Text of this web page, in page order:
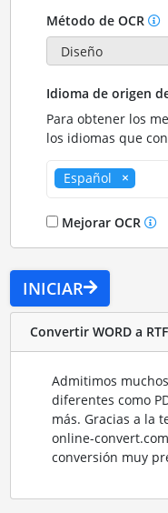
Método de OCR
Idioma de origen
Para obtener los
los idiomas que
Español
Mejorar OCR
INICIAR
Convertir WORD a RTF
Admitimos
diferentes como
más. Gracias a la
online-
conversión muy